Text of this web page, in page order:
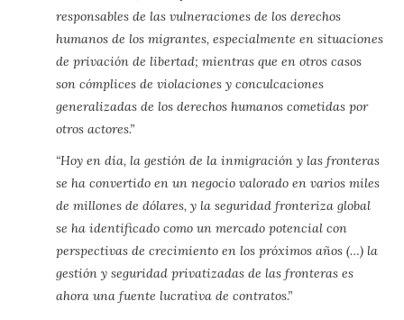
responsables de las vulneraciones de los derechos
humanos de los migrantes, especialmente en situaciones
de privación de libertad; mientras que en otros casos
son cómplices de violaciones y conculcaciones
generalizadas de los derechos humanos cometidas por
otros actores.”
“Hoy en día, la gestión de la inmigración y las fronteras
se ha convertido en un negocio valorado en varios miles
de millones de dólares, y la seguridad fronteriza global
se ha identificado como un mercado potencial con
perspectivas de crecimiento en los próximos años (…) la
gestión y seguridad privatizadas de las fronteras es
ahora una fuente lucrativa de contratos.”